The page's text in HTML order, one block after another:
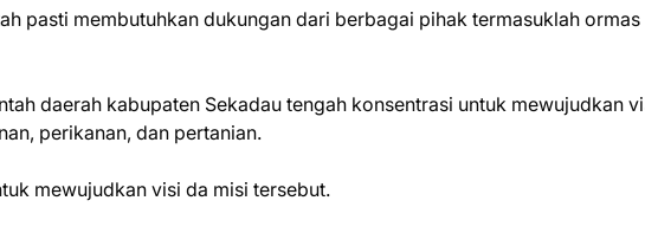
pasti membutuhkan dukungan dari berbagai pihak termasuklah ormas
daerah kabupaten Sekadau tengah konsentrasi untuk mewujudkan
perikanan, dan pertanian.
mewujudkan visi da misi tersebut.